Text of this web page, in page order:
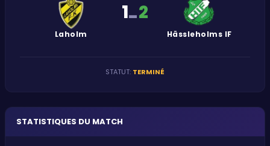
Laholm
1-2
Hässleholms IF
STATUT: TERMINÉ
STATISTIQUES DU MATCH